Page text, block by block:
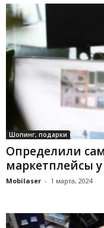
Шопинг, подарки
Определили
маркетплейсы у
Mobilaser - 1 марта, 2024